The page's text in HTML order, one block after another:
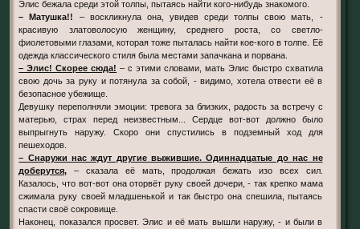
Элис бежала среди этой толпы, пытаясь найти кого-нибудь знакомого.
– Матушка!!
– воскликнула она, увидев среди толпы свою мать, -
красивую златоволосую женщину, среднего роста, со светло-
фиолетовыми глазами, которая тоже пыталась найти кое-кого в толпе. Её
одежда классического стиля была местами запачкана и порвана.
– Элис! Скорее сюда! – с этими словами, мать Элис быстро схватила
свою дочь за руку и потянула за собой, - видимо, хотела отвести её в
безопасное убежище.
Девушку переполняли эмоции: тревога за близких, радость за встречу с
матерью, страх перед неизвестным... Сердце вот-вот должно было
выпрыгнуть наружу. Скоро они спустились в подземный ход для
пешеходов.
– Снаружи нас ждут другие выжившие. Одиннадцатые до нас не
доберутся, – сказала её мать, продолжая бежать изо всех сил.
Казалось, что вот-вот она оторвёт руку своей дочери, - так крепко мама
сжимала руку своей младшенькой и так быстро она спешила, пытаясь
спасти своё сокровище.
Наконец, показался просвет. Элис и её мать вышли наружу, - и были в